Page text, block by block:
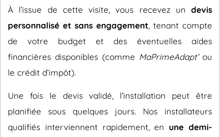
À l’issue de cette visite, vous recevez un devis
personnalisé et sans engagement , tenant compte
de votre budget et des éventuelles aides
financières disponibles (comme MaPrimeAdapt’ou
le crédit d’impôt).
Une fois le devis validé, l’installation peut être
planifiée sous quelques jours. Nos installateurs
qualifiés interviennent rapidement, en une demi-